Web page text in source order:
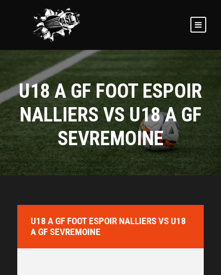
U18 A GF FOOT ESPOIR
NALLIERS VS U18 A GF
SEVREMOINE
U18 A GF FOOT ESPOIR NALLIERS VS U18
A GF SEVREMOINE